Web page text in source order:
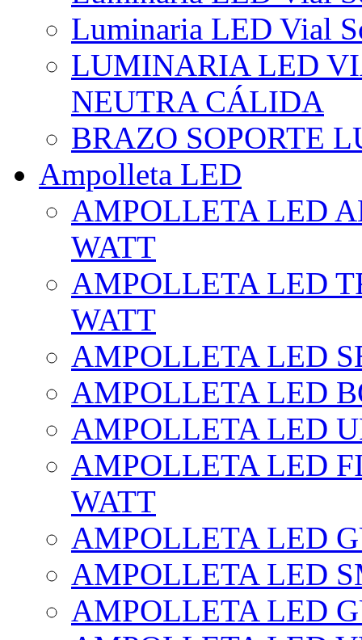
Luminaria LED Vial
LUMINARIA LED
NEUTRA CÁLIDA
BRAZO SOPORTE
Ampolleta LED
AMPOLLETA LED
WATT
AMPOLLETA LED
WATT
AMPOLLETA LED
AMPOLLETA LED
AMPOLLETA LED
AMPOLLETA LED
WATT
AMPOLLETA LED
AMPOLLETA LED
AMPOLLETA LED